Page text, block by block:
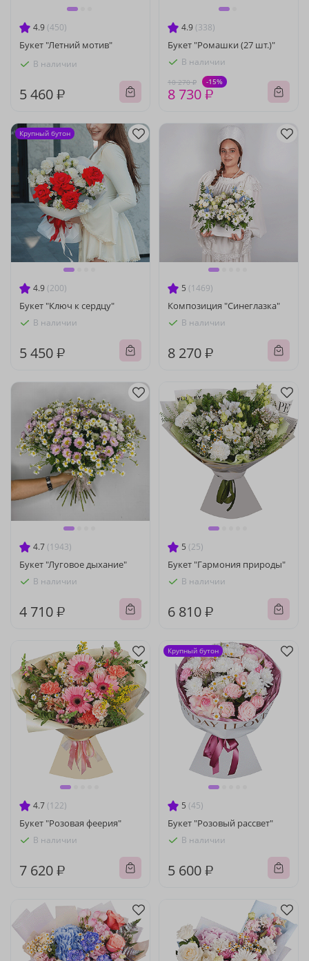
4.9 (450)
Букет "Летний мотив"
В наличии
5 460 ₽
4.9 (338)
Букет "Ромашки (27 шт.)"
В наличии
10 270 ₽ -15%
8 730 ₽
4.9 (200)
Букет "Ключ к сердцу"
В наличии
5 450 ₽
Крупный бутон
5 (1469)
Композиция "Синеглазка"
В наличии
8 270 ₽
4.7 (1943)
Букет "Луговое дыхание"
В наличии
4 710 ₽
5 (25)
Букет "Гармония природы"
В наличии
6 810 ₽
4.7 (122)
Букет "Розовая феерия"
В наличии
7 620 ₽
5 (45)
Букет "Розовый рассвет"
В наличии
5 600 ₽
Крупный бутон